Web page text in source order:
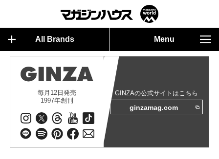
All Brands Menu
毎月12日発売
1997年創刊
GINZAの公式サイトはこちら
ginzamag.com